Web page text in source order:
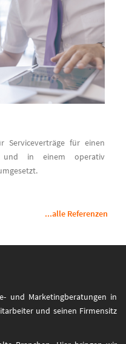
Serviceverträge für einen
und in einem operativ
...alle Referenzen
und Marketingberatungen in
und seinen Firmensitz